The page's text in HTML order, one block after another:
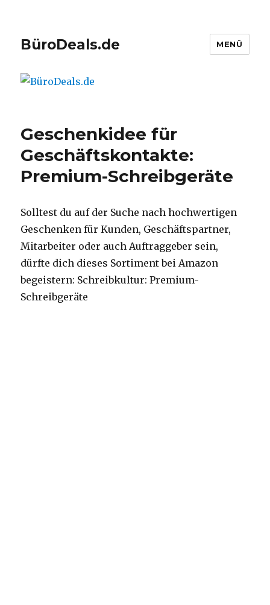
BüroDeals.de MENÜ
Geschenkidee für
Geschäftskontakte:
Premium-Schreibgeräte
Solltest du auf der Suche nach hochwertigen
Geschenken für Kunden, Geschäftspartner,
Mitarbeiter oder auch Auftraggeber sein,
dürfte dich dieses Sortiment bei Amazon
begeistern: Schreibkultur: Premium-
Schreibgeräte